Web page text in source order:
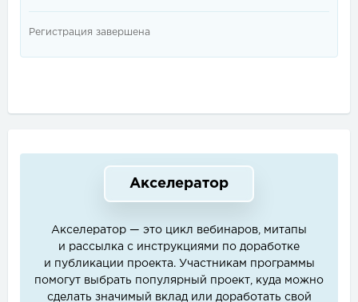
Регистрация завершена
Акселератор
Акселератор — это цикл вебинаров, митапы
и рассылка с инструкциями по доработке
и публикации проекта. Участникам программы
помогут выбрать популярный проект, куда можно
сделать значимый вклад или доработать свой